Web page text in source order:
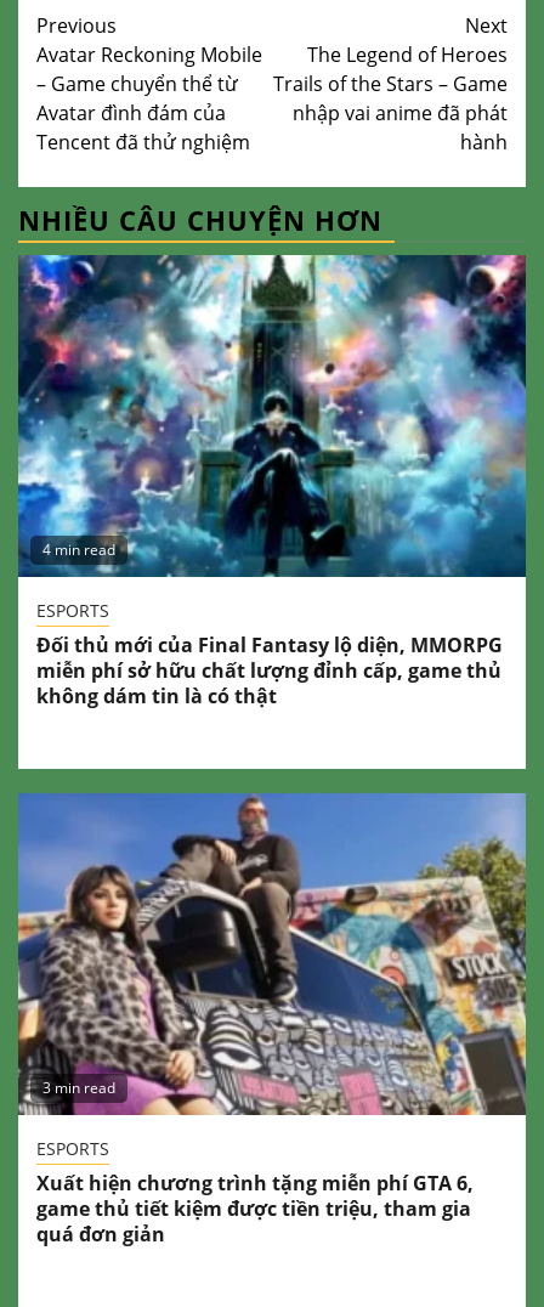
Continue
Reading
Previous
Avatar Reckoning Mobile
– Game chuyển thể từ
Avatar đình đám của
Tencent đã thử nghiệm
Next
The Legend of Heroes
Trails of the Stars – Game
nhập vai anime đã phát
hành
NHIỀU CÂU CHUYỆN HƠN
4 min read
ESPORTS
Đối thủ mới của Final Fantasy lộ diện, MMORPG
miễn phí sở hữu chất lượng đỉnh cấp, game thủ
không dám tin là có thật
3 min read
ESPORTS
Xuất hiện chương trình tặng miễn phí GTA 6,
game thủ tiết kiệm được tiền triệu, tham gia
quá đơn giản